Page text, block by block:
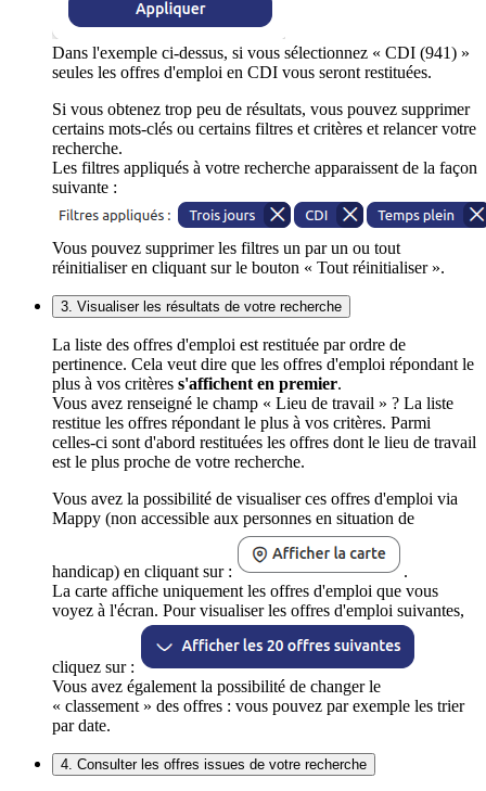
Dans l'exemple ci-dessus, si vous sélectionnez « CDI (941) »
seules les offres d'emploi en CDI vous seront restituées.
Si vous obtenez trop peu de résultats, vous pouvez supprimer
certains mots-clés ou certains filtres et critères et relancer votre
recherche.
Les filtres appliqués à votre recherche apparaissent de la façon
suivante :
Vous pouvez supprimer les filtres un par un ou tout
réinitialiser en cliquant sur le bouton « Tout réinitialiser ».
3. Visualiser les résultats de votre recherche
La liste des offres d'emploi est restituée par ordre de
pertinence. Cela veut dire que les offres d'emploi répondant le
plus à vos critères s'affichent en premier.
Vous avez renseigné le champ « Lieu de travail » ? La liste
restitue les offres répondant le plus à vos critères. Parmi
celles-ci sont d'abord restituées les offres dont le lieu de travail
est le plus proche de votre recherche.
Vous avez la possibilité de visualiser ces offres d'emploi via
Mappy (non accessible aux personnes en situation de
handicap) en cliquant sur :
.
La carte affiche uniquement les offres d'emploi que vous
voyez à l'écran. Pour visualiser les offres d'emploi suivantes,
cliquez sur :
Vous avez également la possibilité de changer le
« classement » des offres : vous pouvez par exemple les trier
par date.
4. Consulter les offres issues de votre recherche